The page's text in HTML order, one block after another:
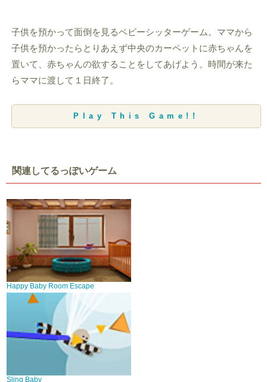
子供を預かって面倒を見るベビーシッターゲーム。ママから
子供を預かったらとりあえず中央のカーペットに赤ちゃんを
置いて、赤ちゃんの欲することをしてあげよう。時間が来た
らママに渡して１日終了。
Play This Game!!
関連してるっぽいゲーム
Happy Baby Room Escape
Sling Baby